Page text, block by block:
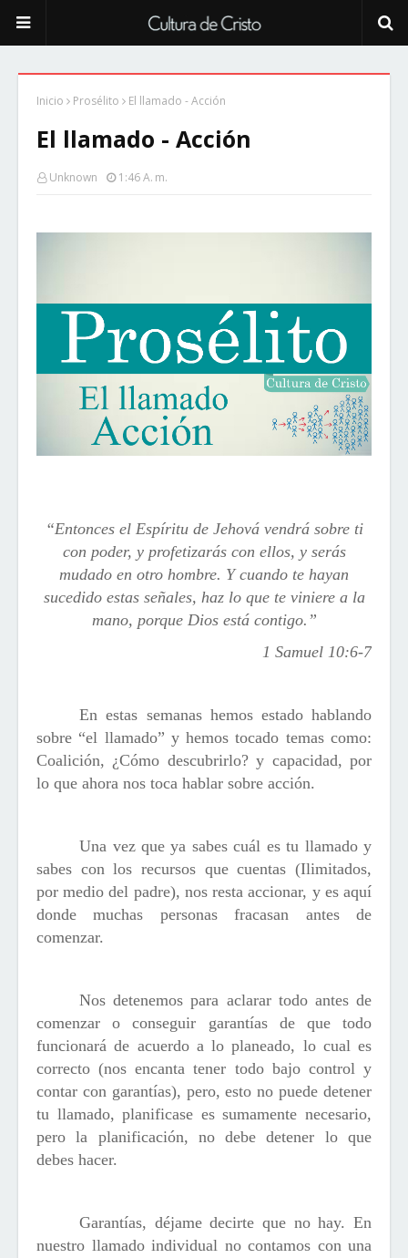
Inicio Prosélito El llamado - Acción
El llamado - Acción
Unknown 1:46 A. M.
“Entonces el Espíritu de Jehová vendrá sobre ti
con poder, y profetizarás con ellos, y serás
mudado en otro hombre. Y cuando te hayan
sucedido estas señales, haz lo que te viniere a la
mano, porque Dios está contigo. ”
1 Samuel 10:6-7
En estas semanas hemos estado hablando
sobre “el llamado” y hemos tocado temas como:
Coalición, ¿Cómo descubrirlo? y capacidad, por
lo que ahora nos toca hablar sobre acción.
Una vez que ya sabes cuál es tu llamado y
sabes con los recursos que cuentas (Ilimitados,
por medio del padre), nos resta accionar, y es aquí
donde muchas personas fracasan antes de
comenzar.
Nos detenemos para aclarar todo antes de
comenzar o conseguir garantías de que todo
funcionará de acuerdo a lo planeado, lo cual es
correcto (nos encanta tener todo bajo control y
contar con garantías), pero, esto no puede detener
tu llamado, planificase es sumamente necesario,
pero la planificación, no debe detener lo que
debes hacer.
Garantías, déjame decirte que no hay. En
nuestro llamado individual no contamos con una